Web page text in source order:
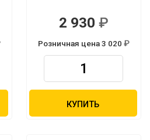
2 930
Розничная цена 3 020
КУПИТЬ